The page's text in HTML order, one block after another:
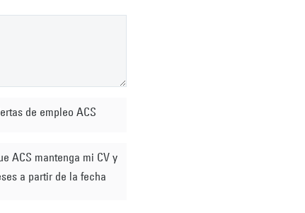
de empleo ACS
a partir de la fecha